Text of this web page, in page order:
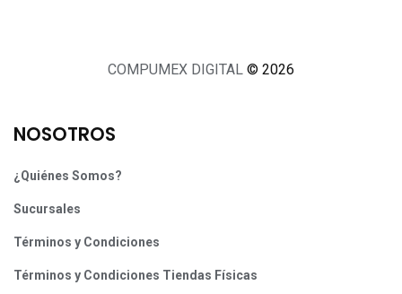
COMPUMEX DIGITAL © 2026
NOSOTROS
¿Quiénes Somos?
Sucursales
Términos y Condiciones
Términos y Condiciones Tiendas Físicas